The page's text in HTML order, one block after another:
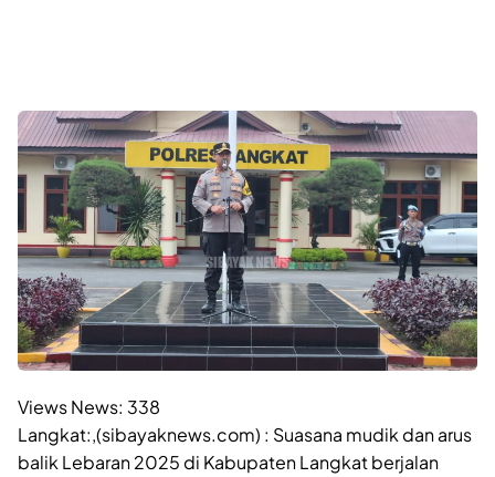
Views News: 338
Langkat:,(sibayaknews.com) : Suasana mudik dan arus
balik Lebaran 2025 di Kabupaten Langkat berjalan